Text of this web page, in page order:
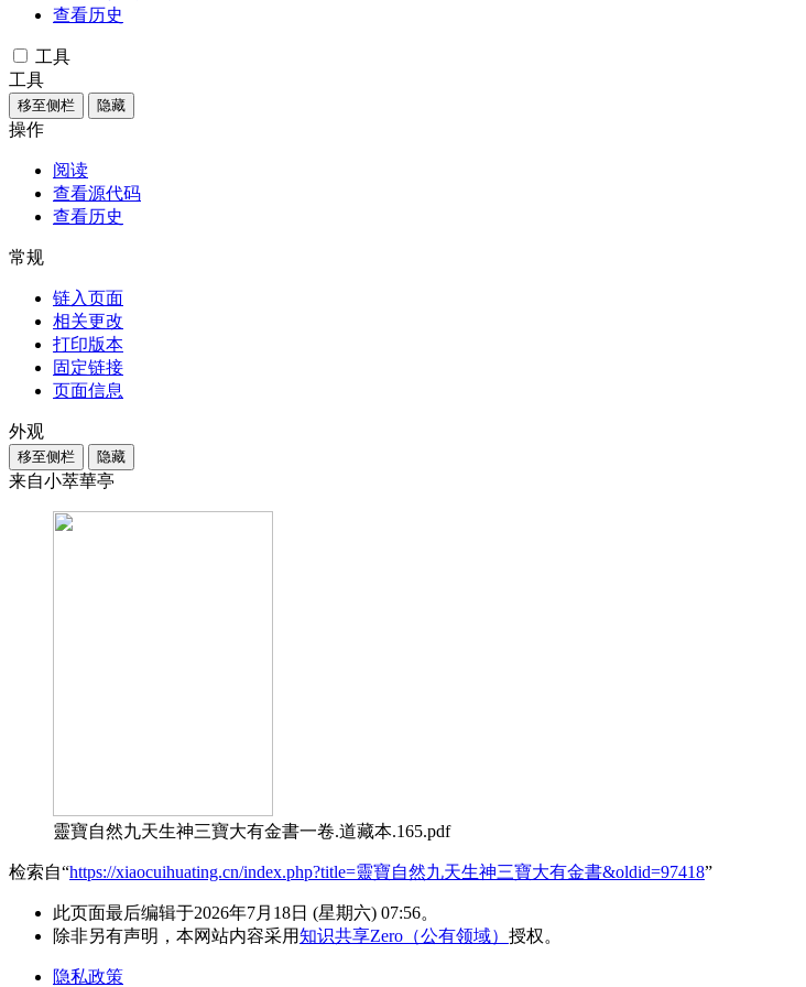
查看历史
工具
工具
移至侧栏 隐藏
操作
阅读
查看源代码
查看历史
常规
链入页面
相关更改
打印版本
固定链接
页面信息
外观
移至侧栏 隐藏
来自小萃華亭
靈寶自然九天生神三寶大有金書一卷.道藏本.165.pdf
检索自“https://xiaocuihuating.cn/index.php?title=靈寶自然九天生神三寶大有金書&oldid=97418”
此页面最后编辑于2026年7月18日 (星期六) 07:56。
除非另有声明，本网站内容采用知识共享Zero（公有领域） 授权。
隐私政策